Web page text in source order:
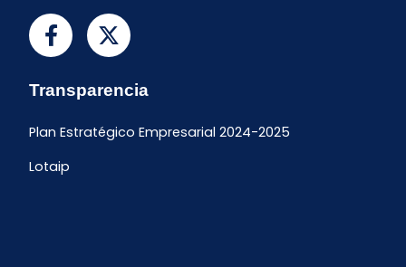
Transparencia
Plan Estratégico Empresarial 2024-2025
Lotaip